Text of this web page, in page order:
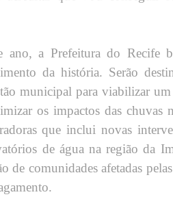
a Prefeitura do Recife
da história. Serão
municipal para viabilizar
os impactos das chuvas
que inclui novas
de água na região da
de comunidades afetadas